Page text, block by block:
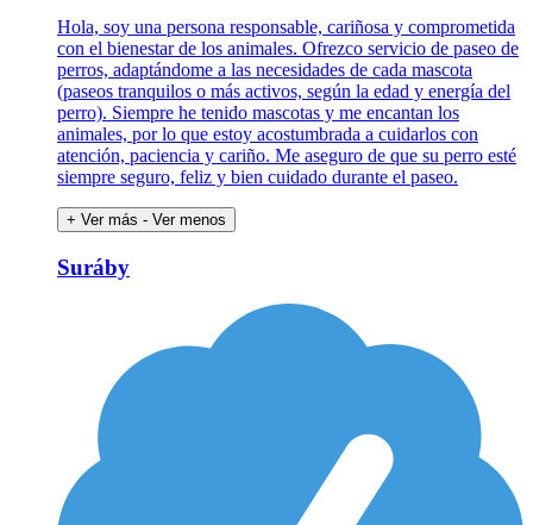
Hola, soy una persona responsable, cariñosa y comprometida
con el bienestar de los animales. Ofrezco servicio de paseo de
perros, adaptándome a las necesidades de cada mascota
(paseos tranquilos o más activos, según la edad y energía del
perro). Siempre he tenido mascotas y me encantan los
animales, por lo que estoy acostumbrada a cuidarlos con
atención, paciencia y cariño. Me aseguro de que su perro esté
siempre seguro, feliz y bien cuidado durante el paseo.
+ Ver más - Ver menos
Suráby